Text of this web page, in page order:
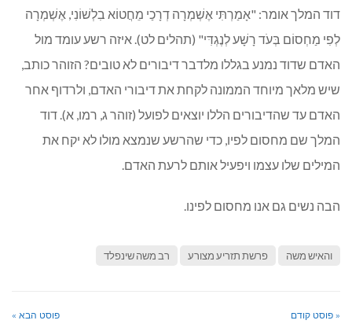
דוד המלך אומר: "אָמַרְתִּי אֶשְׁמְרָה דְרָכַי מֵחֲטוֹא בִלְשׁוֹנִי, אֶשְׁמְרָה
לְפִי מַחְסוֹם בְּעֹד רָשָׁע לְנֶגְדִּי" (תהלים לט). איזה רשע עומד מול
האדם שדוד נמנע בגללו מלדבר דיבורים לא טובים? הזוהר כותב,
שיש מלאך מיוחד הממונה לקחת את דיבורי האדם, ולרדוף אחר
האדם עד שהדיבורים הללו יוצאים לפועל (זוהר ג, רמו, א). דוד
המלך שם מחסום לפיו, כדי שהרשע שנמצא מולו לא יקח את
המילים שלו עצמו ויפעיל אותם לרעת האדם.
הבה נשים גם אנו מחסום לפינו.
והאיש משה פרשת תזריע מצורע רב משה שינפלד
« פוסט קודם פוסט הבא »